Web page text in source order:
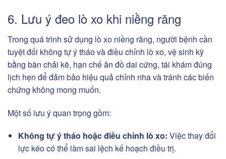
6. Lưu ý đeo lò xo khi niềng răng
Trong quá trình sử dụng lò xo niềng răng, người bệnh cần
tuyệt đối không tự ý tháo và điều chỉnh lò xo, vệ sinh kỹ
bằng bàn chải kẽ, hạn chế ăn đồ dai cứng, tái khám đúng
lịch hẹn để đảm bảo hiệu quả chỉnh nha và tránh các biến
chứng không mong muốn.
Một số lưu ý quan trọng gồm:
Không tự ý tháo hoặc điều chỉnh lò xo: Việc thay đổi
lực kéo có thể làm sai lệch kế hoạch điều trị.